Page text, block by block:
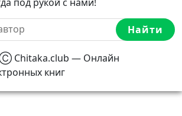
Найти
Chitaka.club — Онлайн
книг